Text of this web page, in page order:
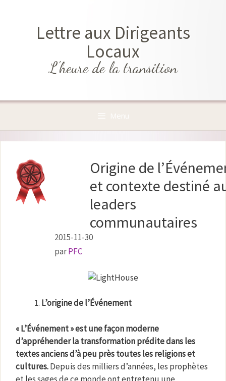
Lettre aux Dirigeants
Locaux
L'heure de la transition
Menu
Origine de
et contexte destiné
leaders
communautaires
2015-11-30
parPFC
L’origine de l’Événement
« L’Événement » est une façon moderne
d’appréhender la transformation prédite dans les
textes anciens d’à peu près toutes les religions et
cultures.Depuis des milliers d’années, les prophètes
et les sages de ce monde ont entretenu une